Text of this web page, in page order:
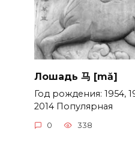
Лошадь 马 [mǎ]
Год рождения: 1954,
2014 Популярная
0 338